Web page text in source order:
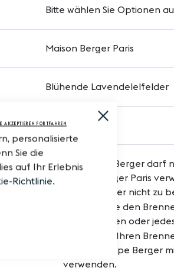
personalisierte
Sie die
auf Ihr Erlebnis
Richtlinie.
AKZEPTIEREN FORTFAHREN
Bitte wählen Sie Optionen
Maison Berger Paris
Blühende Lavendelelfelder
Isopropanol
Die Lampe Berger darf
Maison Berger Paris
Ihren Brenner nicht zu
Wechseln Sie den
Anzündungen oder
Pflegen Sie Ihren
Sie Ihre Lampe Berger
verwenden.